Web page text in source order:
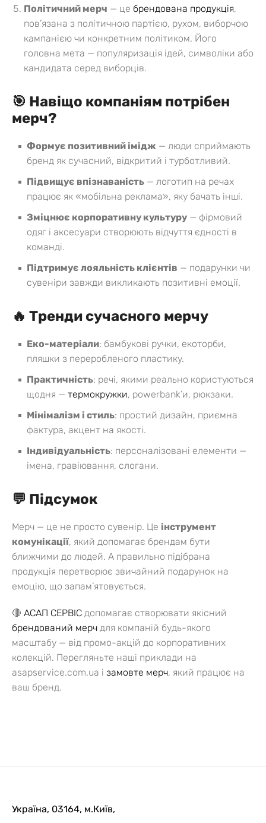
Політичний мерч — це брендована продукція,
пов’язана з політичною партією, рухом, виборчою
кампанією чи конкретним політиком. Його
головна мета — популяризація ідей, символіки або
кандидата серед виборців.
🎯 Навіщо компаніям потрібен
мерч?
Формує позитивний імідж — люди сприймають
бренд як сучасний, відкритий і турботливий.
Підвищує впізнаваність — логотип на речах
працює як «мобільна реклама», яку бачать інші.
Зміцнює корпоративну культуру — фірмовий
одяг і аксесуари створюють відчуття єдності в
команді.
Підтримує лояльність клієнтів — подарунки чи
сувеніри завжди викликають позитивні емоції.
🔥 Тренди сучасного мерчу
Еко-матеріали: бамбукові ручки, екоторби,
пляшки з переробленого пластику.
Практичність: речі, якими реально користуються
щодня — термокружки, powerbank’и, рюкзаки.
Мінімалізм і стиль: простий дизайн, приємна
фактура, акцент на якості.
Індивідуальність: персоналізовані елементи —
імена, гравіювання, слогани.
💬 Підсумок
Мерч — це не просто сувенір. Це інструмент
комунікації, який допомагає брендам бути
ближчими до людей. А правильно підібрана
продукція перетворює звичайний подарунок на
емоцію, що запам’ятовується.
🔴 АСАП СЕРВІС допомагає створювати якісний
брендований мерч для компаній будь-якого
масштабу — від промо-акцій до корпоративних
колекцій. Перегляньте наші приклади на
asapservice.com.ua і замовте мерч, який працює на
ваш бренд.
Україна, 03164, м.Київ,